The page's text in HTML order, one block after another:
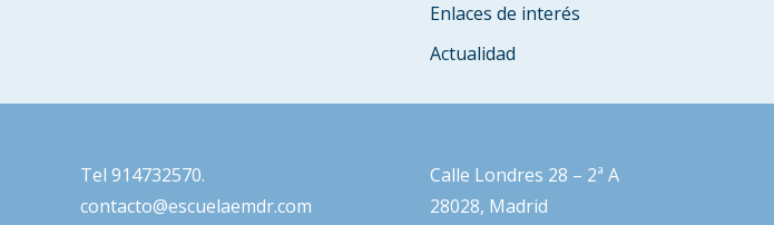
Enlaces de interés
Actualidad
Tel 914732570.
contacto@escuelaemdr.com
Calle Londres 28 – 2ª A
28028, Madrid